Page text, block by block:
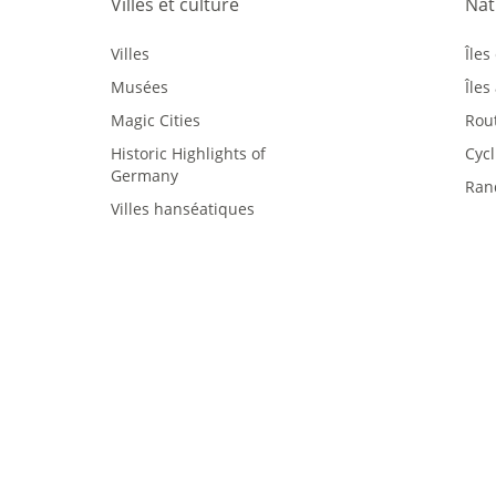
Villes
Musées
Magic Cities
Historic Highlights of
Germany
Villes hanséatiques
Îles
Îles